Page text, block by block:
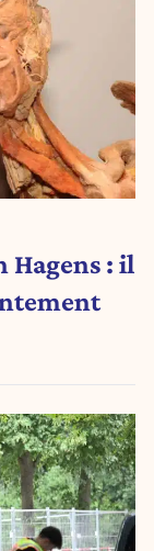
Hagens : il